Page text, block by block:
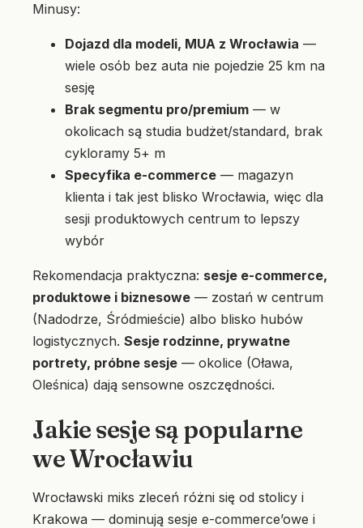
Minusy:
Dojazd dla modeli, MUA z Wrocławia —
wiele osób bez auta nie pojedzie 25 km na
sesję
Brak segmentu pro/premium — w
okolicach są studia budżet/standard, brak
cykloramy 5+ m
Specyfika e-commerce — magazyn
klienta i tak jest blisko Wrocławia, więc dla
sesji produktowych centrum to lepszy
wybór
Rekomendacja praktyczna: sesje e-commerce,
produktowe i biznesowe — zostań w centrum
(Nadodrze, Śródmieście) albo blisko hubów
logistycznych. Sesje rodzinne, prywatne
portrety, próbne sesje — okolice (Oława,
Oleśnica) dają sensowne oszczędności.
Jakie sesje są popularne
we Wrocławiu
Wrocławski miks zleceń różni się od stolicy i
Krakowa — dominują sesje e-commerce’owe i